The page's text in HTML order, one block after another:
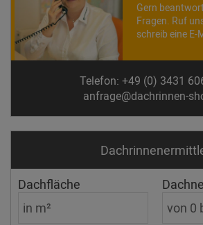
Gern
Fragen. Ruf
schreib eine E-
Telefon: +49 (0) 3431
anfrage@dachrinnen-
Dachfläche